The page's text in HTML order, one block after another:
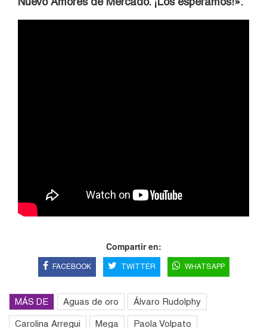
Compartir en:
FACEBOOK TWITTER WHATSAPP
MÁS DE Aguas de oro Álvaro Rudolphy
Carolina Arregui Mega Paola Volpato